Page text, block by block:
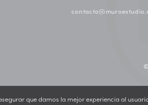
que damos la mejor experiencia al